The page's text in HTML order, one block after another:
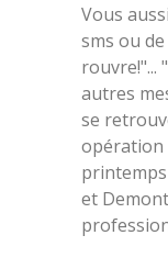
Vous
sms ou
rouvre!"...
autres
se
opération
et